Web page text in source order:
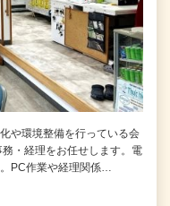
や環境整備を行っている会
・経理をお任せします。電
PC作業や経理関係…